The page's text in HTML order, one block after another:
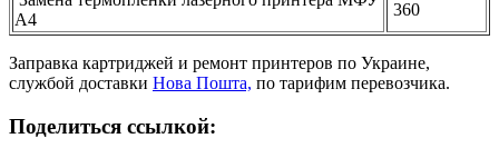
А4
360
Заправка картриджей и ремонт принтеров по Украине,
службой доставки Нова Пошта, по тарифим перевозчика.
Поделиться ссылкой: